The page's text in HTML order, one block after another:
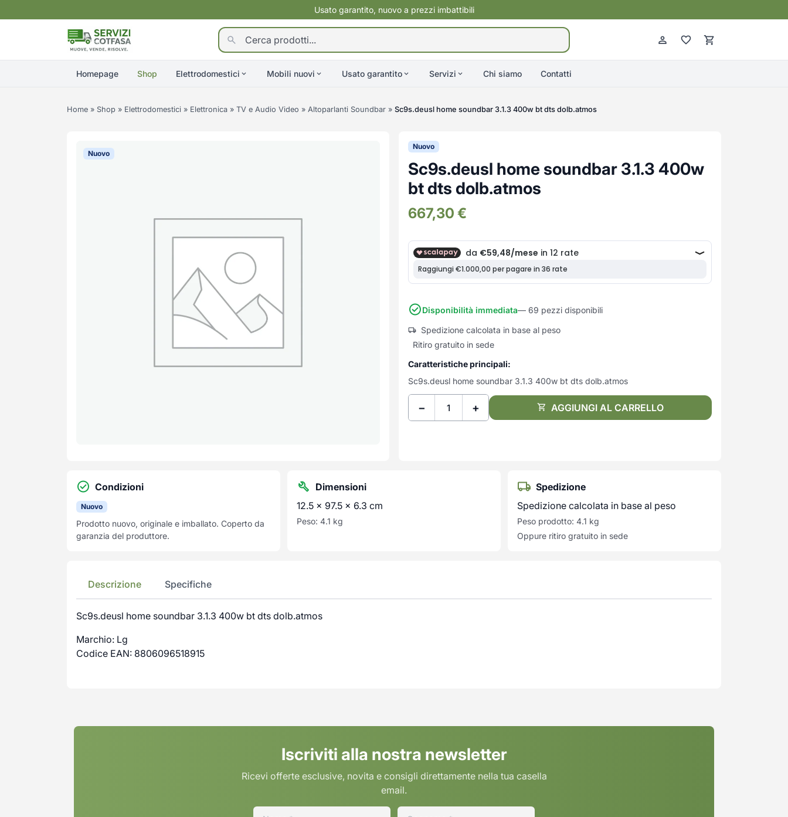
Usato garantito, nuovo a prezzi imbattibili
Homepage Shop Elettrodomestici Mobili nuovi Usato garantito Servizi Chi siamo Contatti
Home » Shop » Elettrodomestici » Elettronica » TV e Audio Video » Altoparlanti Soundbar » Sc9s.deusl home soundbar 3.1.3 400w bt dts dolb.atmos
Nuovo
Nuovo
Sc9s.deusl home soundbar 3.1.3 400w
bt dts dolb.atmos
667,30 €
Disponibilità immediata— 69 pezzi disponibili
Spedizione calcolata in base al peso
Ritiro gratuito in sede
Caratteristiche principali:
Sc9s.deusl home soundbar 3.1.3 400w bt dts dolb.atmos
− + AGGIUNGI AL CARRELLO
Condizioni
Nuovo
Prodotto nuovo, originale e imballato. Coperto da
garanzia del produttore.
Dimensioni
12.5 × 97.5 × 6.3 cm
Peso: 4.1 kg
Spedizione
Spedizione calcolata in base al peso
Peso prodotto: 4.1 kg
Oppure ritiro gratuito in sede
Descrizione Specifiche
Sc9s.deusl home soundbar 3.1.3 400w bt dts dolb.atmos
Marchio: Lg
Codice EAN: 8806096518915
Iscriviti alla nostra newsletter
Ricevi offerte esclusive, novita e consigli direttamente nella tua casella
email.